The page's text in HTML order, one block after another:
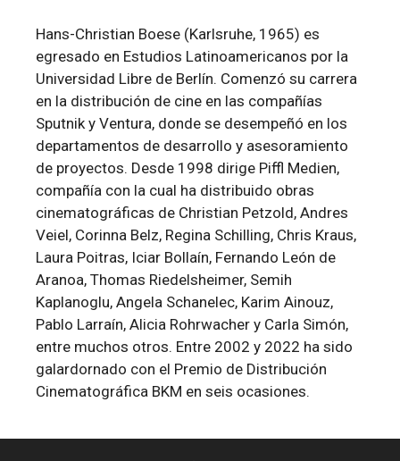
Hans-Christian Boese (Karlsruhe, 1965) es
egresado en Estudios Latinoamericanos por la
Universidad Libre de Berlín. Comenzó su carrera
en la distribución de cine en las compañías
Sputnik y Ventura, donde se desempeñó en los
departamentos de desarrollo y asesoramiento
de proyectos. Desde 1998 dirige Piffl Medien,
compañía con la cual ha distribuido obras
cinematográficas de Christian Petzold, Andres
Veiel, Corinna Belz, Regina Schilling, Chris Kraus,
Laura Poitras, Iciar Bollaín, Fernando León de
Aranoa, Thomas Riedelsheimer, Semih
Kaplanoglu, Angela Schanelec, Karim Ainouz,
Pablo Larraín, Alicia Rohrwacher y Carla Simón,
entre muchos otros. Entre 2002 y 2022 ha sido
galardornado con el Premio de Distribución
Cinematográfica BKM en seis ocasiones.